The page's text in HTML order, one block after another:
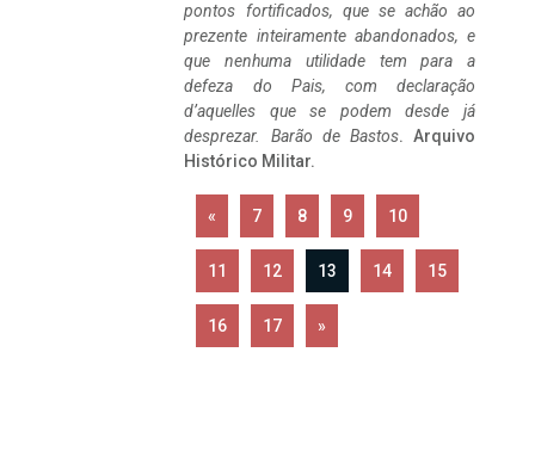
pontos fortificados, que se achão ao
prezente inteiramente abandonados, e
que nenhuma utilidade tem para a
defeza do Pais, com declaração
d’aquelles que se podem desde já
desprezar. Barão de Bastos. Arquivo
Histórico Militar.
« 7 8 9 10
11 12 13 14 15
16 17 »